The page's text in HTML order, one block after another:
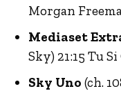
Morgan
Mediaset
Sky) 21:15 Tu Si
Sky Uno (ch.